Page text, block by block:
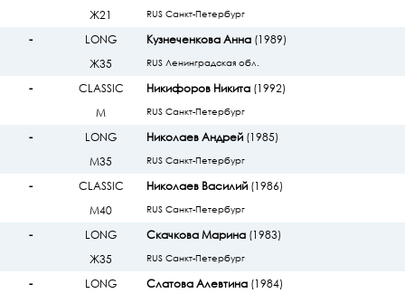
Ж21
RUS Санкт-Петербург
-
LONG
Ж35
Кузнеченкова Анна(1989)
RUS Ленинградская обл.
-
CLASSIC
М
Никифоров Никита(1992)
RUS Санкт-Петербург
-
LONG
М35
Николаев Андрей(1985)
RUS Санкт-Петербург
-
CLASSIC
М40
Николаев Василий(1986)
RUS Санкт-Петербург
-
LONG
Ж35
Скачкова Марина(1983)
RUS Санкт-Петербург
-
LONG
Слатова Алевтина(1984)